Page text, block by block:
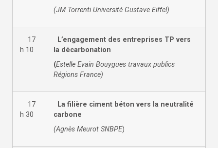
(JM Torrenti Université Gustave Eiffel)
17
h 10
L’engagement des entreprises TP vers
la décarbonation
(Estelle Evain Bouygues travaux publics
Régions France)
17
h 30
La filière ciment béton vers la neutralité
carbone
(Agnès Meurot SNBPE)